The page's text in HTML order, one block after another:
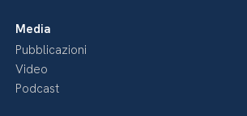
Media
Pubblicazioni
Video
Podcast